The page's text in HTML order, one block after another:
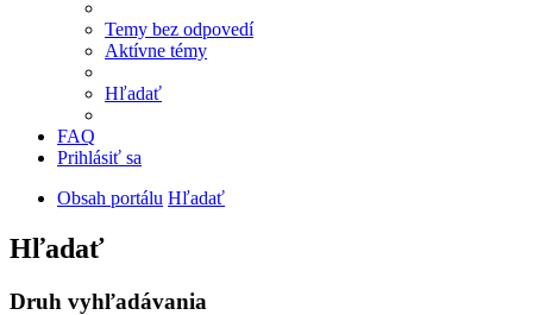
Temy bez odpovedí
Aktívne témy
Hľadať
FAQ
Prihlásiť sa
Obsah portálu Hľadať
Hľadať
Druh vyhľadávania